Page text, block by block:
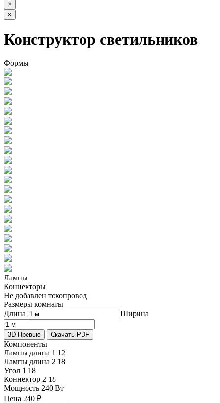
×
×
Конструктор светильников
Формы
Лампы
Коннекторы
Не добавлен токопровод
Размеры комнаты
Длина
Ширина
3D Превью Скачать PDF
Компоненты
Лампы длина 1 12
Лампы длина 2 18
Угол 1 18
Коннектор 2 18
Мощность 240 Вт
Цена 240 ₽